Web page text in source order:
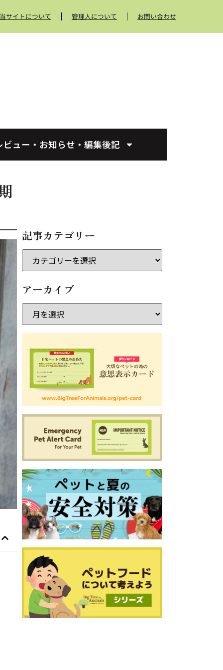
当サイトについて 管理人について お問い合わせ
ビュー・お知らせ・編集後記
記事カテゴリー
アーカイブ